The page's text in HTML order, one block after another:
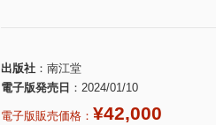
出版社
南江堂
電子版発売日
2024/01/10
電子版販売価格： ¥42,000